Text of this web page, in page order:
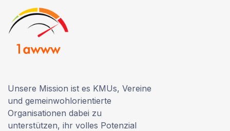
Unsere Mission ist es KMUs, Vereine
und gemeinwohlorientierte
Organisationen dabei zu
unterstützen, ihr volles Potenzial